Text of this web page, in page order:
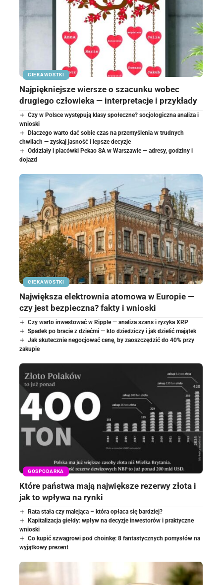
CIEKAWOSTKI
Najpiękniejsze wiersze o szacunku wobec
drugiego człowieka — interpretacje i przykłady
Czy w Polsce występują klasy społeczne? socjologiczna analiza i
wnioski
Dlaczego warto dać sobie czas na przemyślenia w trudnych
chwilach — zyskaj jasność i lepsze decyzje
Oddziały i placówki Pekao SA w Warszawie — adresy, godziny i
dojazd
CIEKAWOSTKI
Największa elektrownia atomowa w Europie —
czy jest bezpieczna? fakty i wnioski
Czy warto inwestować w Ripple — analiza szans i ryzyka XRP
Spadek po bracie z dziećmi — kto dziedziczy i jak dzielić majątek
Jak skutecznie negocjować cenę, by zaoszczędzić do 40% przy
zakupie
GOSPODARKA
Które państwa mają największe rezerwy złota i
jak to wpływa na rynki
Rata stała czy malejąca – która opłaca się bardziej?
Kapitalizacja giełdy: wpływ na decyzje inwestorów i praktyczne
wnioski
Co kupić szwagrowi pod choinkę: 8 fantastycznych pomysłów na
wyjątkowy prezent